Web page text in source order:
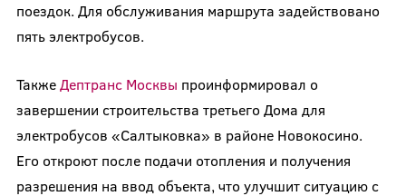
поездок. Для обслуживания маршрута задействовано
пять электробусов.
ТакжеДептранс Москвы проинформировал о
завершении строительства третьего Дома для
электробусов «Салтыковка» в районе Новокосино.
Его откроют после подачи отопления и получения
разрешения на ввод объекта, что улучшит ситуацию с